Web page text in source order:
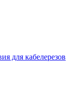
для кабелерезов